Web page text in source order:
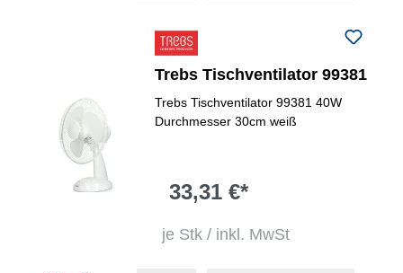
Trebs Tischventilator 99381
Trebs Tischventilator 99381 40W
Durchmesser 30cm weiß
33,31 €*
je Stk / inkl. MwSt